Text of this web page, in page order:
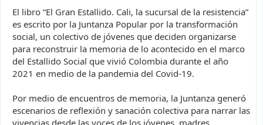
El libro “El Gran Estallido. Cali, la sucursal de la resistencia”
es escrito por la Juntanza Popular por la transformación
social, un colectivo de jóvenes que deciden organizarse
para reconstruir la memoria de lo acontecido en el marco
del Estallido Social que vivió Colombia durante el año
2021 en medio de la pandemia del Covid-19.
Por medio de encuentros de memoria, la Juntanza generó
escenarios de reflexión y sanación colectiva para narrar las
vivencias desde las voces de los jóvenes, madres,